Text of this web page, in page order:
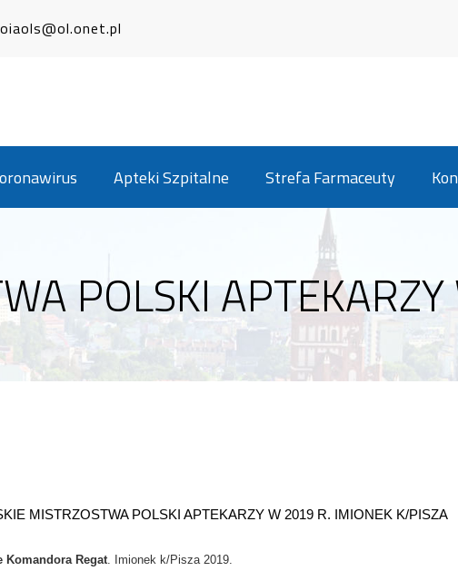
oiaols@ol.onet.pl
Apteki Szpitalne Strefa Farmaceuty
POLSKI
MISTRZOSTWA POLSKI APTEKARZY W 2019 R. IMIONEK K/PISZA
Komandora Regat. Imionek k/Pisza 2019.